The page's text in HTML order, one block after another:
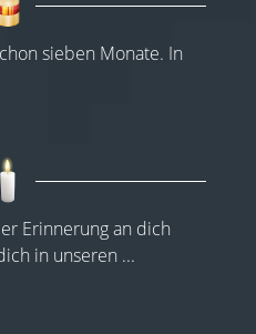
sieben Monate. In
Erinnerung an dich
in unseren ...